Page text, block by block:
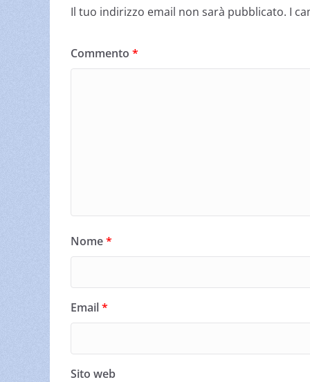
Il tuo indirizzo email non sarà pubblicato. I
Commento *
Nome*
Email*
Sito web